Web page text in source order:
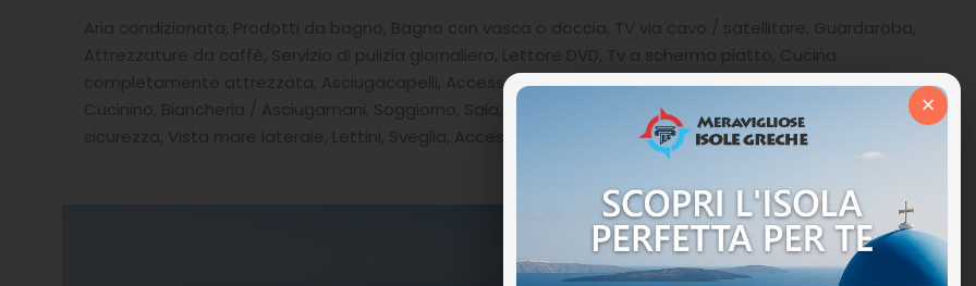
Attrezzature da caffè, Servizio di pulizia giornaliero, Lettore DVD, Tv a schermo piatto, Cucina
completamente attrezzata, Asciugacapelli, Accesso a Internet ad alta velocità, vasca idromassaggio,
Cucinino, Biancheria / Asciugamani, Soggiorno, Sala, Jacuzzi all’aperto, Terrazza privata, Cassetta di
sicurezza, Vista mare laterale, Lettini, Sveglia, Accesso Internet Wi-Fi (gratuito).
×